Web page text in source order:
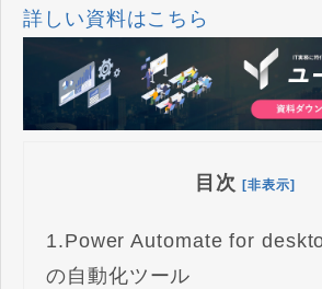
詳しい資料はこちら
目次 [非表示]
1.Power Automate for
の自動化ツール